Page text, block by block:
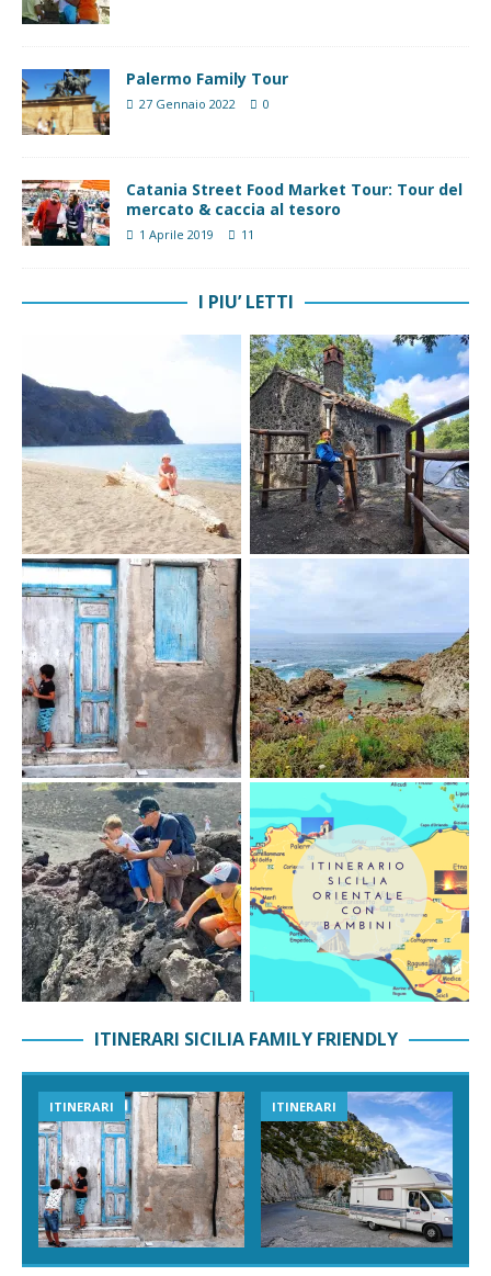
Palermo Family Tour
27 Gennaio 2022 0
Catania Street Food Market Tour: Tour del
mercato & caccia al tesoro
1 Aprile 2019 11
I PIU’ LETTI
ITINERARI SICILIA FAMILY FRIENDLY
ITINERARI ITINERARI